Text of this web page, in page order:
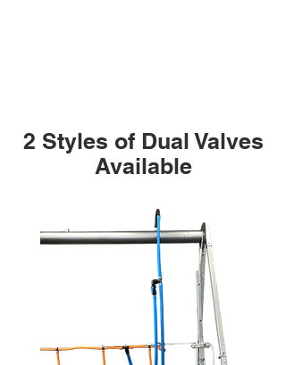
2 Styles of Dual Valves
Available